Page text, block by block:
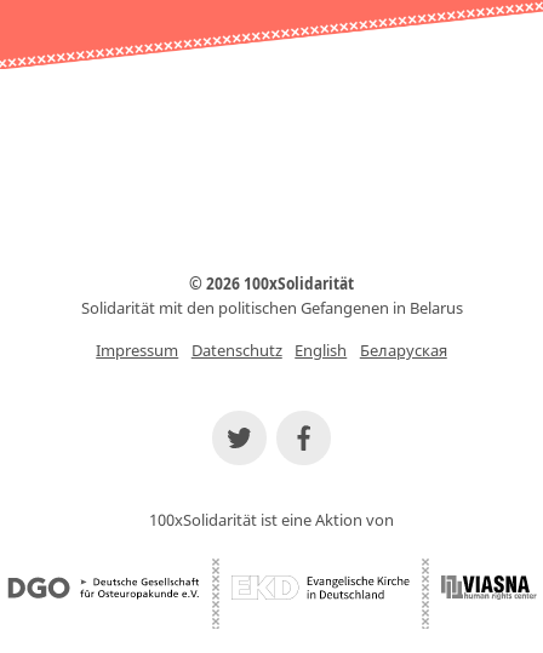
© 2026 100xSolidarität
Solidarität mit den politischen Gefangenen in Belarus
Impressum
Datenschutz English Беларуская
100xSolidarität ist eine Aktion von